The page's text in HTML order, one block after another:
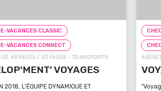
VACANCES CLASSIC
VACANCES CONNECT
DE VOYAGES / VOYAGES - TRANSPORTS
VOYAGES
2018, L'ÉQUIPE DYNAMIQUE ET